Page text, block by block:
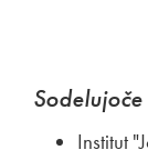
Institut